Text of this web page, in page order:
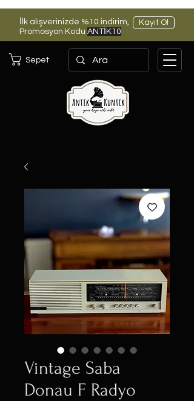
İlk alışverinizde %10 indirim,
Promosyon Kodu ANTİK10
Kayıt Ol
Sepet
Vintage Saba
Donau F Radyo